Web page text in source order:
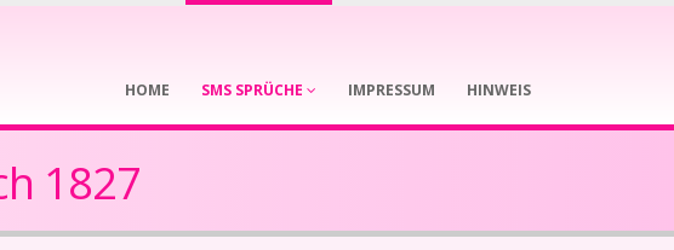
HOME SMS SPRÜCHE IMPRESSUM HINWEIS
1827